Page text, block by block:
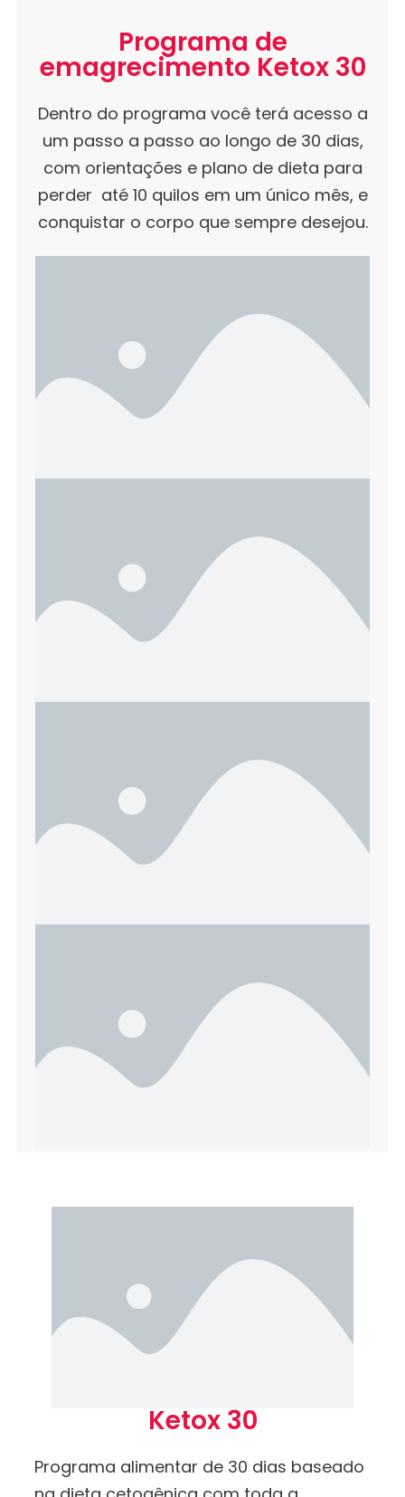
Programa de
emagrecimento Ketox 30
Dentro do programa você terá acesso a
um passo a passo ao longo de 30 dias,
com orientações e plano de dieta para
perder até 10 quilos em um único mês, e
conquistar o corpo que sempre desejou.
Ketox 30
Programa alimentar de 30 dias baseado